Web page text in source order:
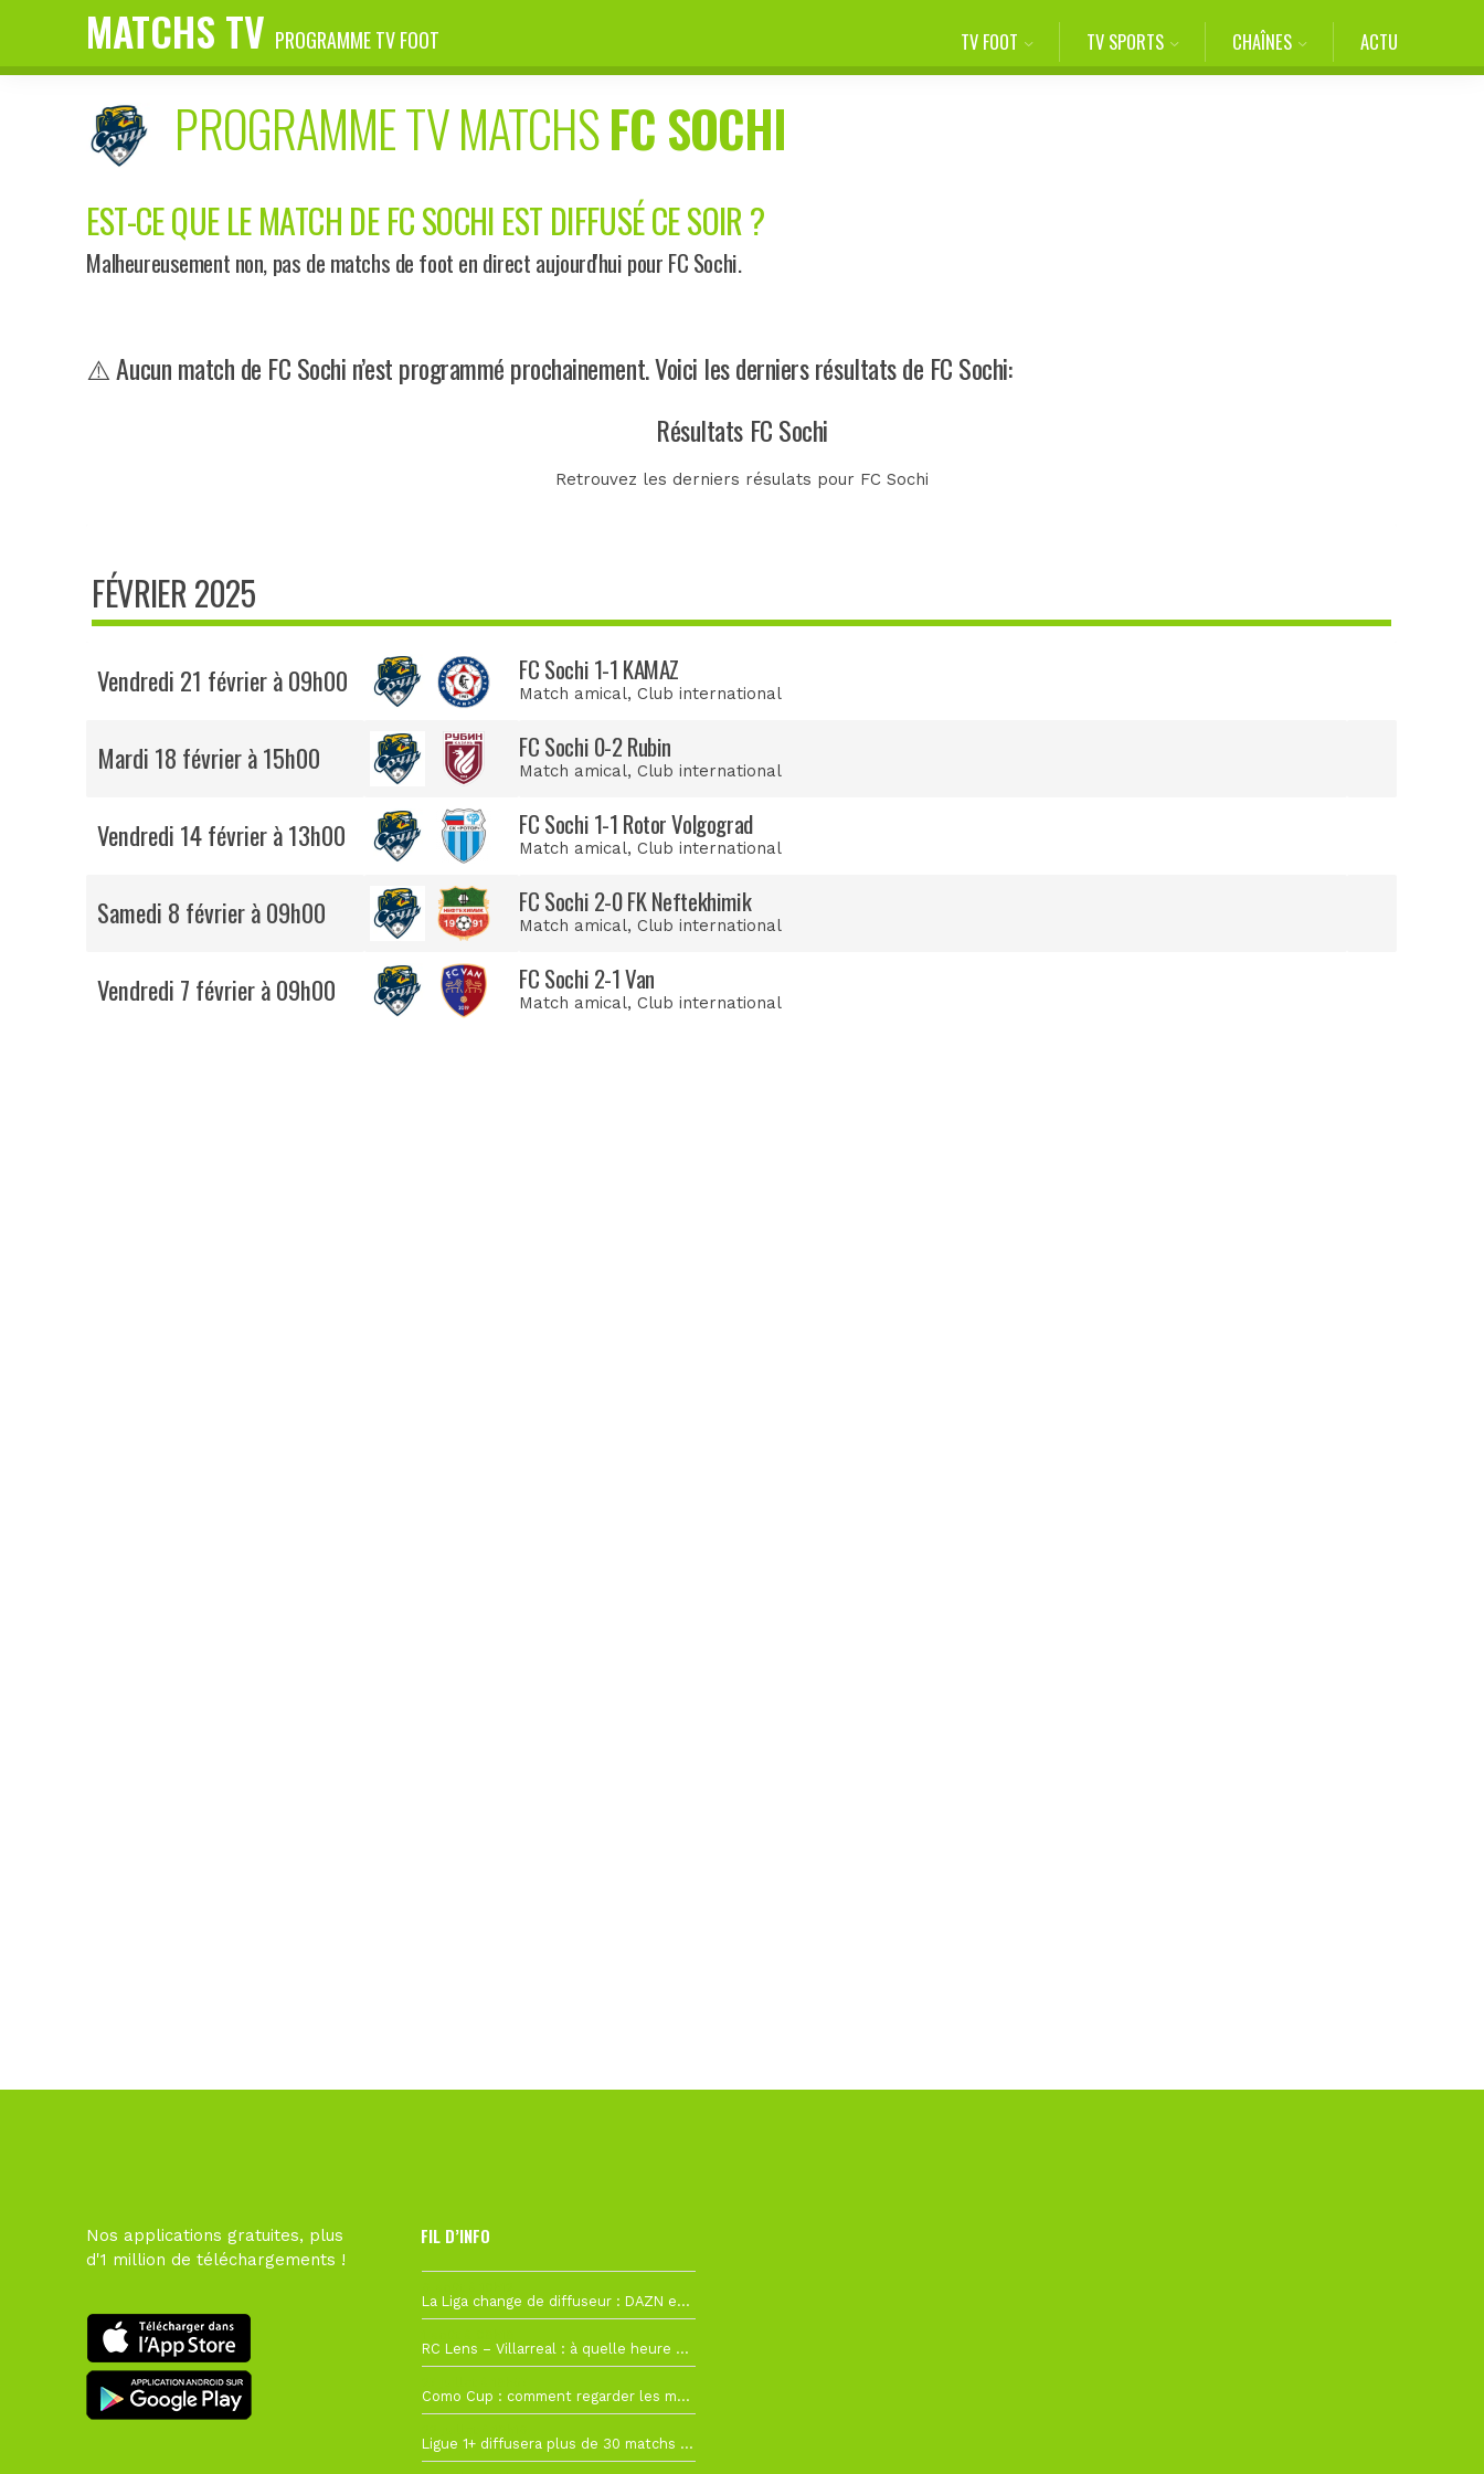
MATCHS TV PROGRAMME TV FOOT TV FOOT TV SPORTS CHAÎNES ACTU
PROGRAMME TV MATCHSFC SOCHI
EST-CE QUE LE MATCH DE FC SOCHI EST DIFFUSÉ CE SOIR ?
Malheureusement non, pas de matchs de foot en direct aujourd'hui pour FC Sochi.
⚠️ Aucun match de FC Sochi n’est programmé prochainement. Voici les derniers résultats de FC Sochi:
Résultats FC Sochi
Retrouvez les derniers résulats pour FC Sochi
FÉVRIER 2025
Vendredi 21 février à 09h00 FC Sochi 1-1 KAMAZ
Match amical, Club international
Mardi 18 février à 15h00 FC Sochi 0-2 Rubin
Match amical, Club international
Vendredi 14 février à 13h00 FC Sochi 1-1 Rotor Volgograd
Match amical, Club international
Samedi 8 février à 09h00 FC Sochi 2-0 FK Neftekhimik
Match amical, Club international
Vendredi 7 février à 09h00 FC Sochi 2-1 Van
Match amical, Club international
Nos applications gratuites, plus
d'1 million de téléchargements !
FIL D’INFO
La Liga change de diffuseur : DAZN et Disney+ remplacent beIN Sports !
RC Lens – Villarreal : à quelle heure et sur quelle chaîne voir la finale de la Como Cup ?
Como Cup : comment regarder les matchs du RC Lens en direct ?
Ligue 1+ diffusera plus de 30 matchs amicaux avant la reprise de la Ligue 1